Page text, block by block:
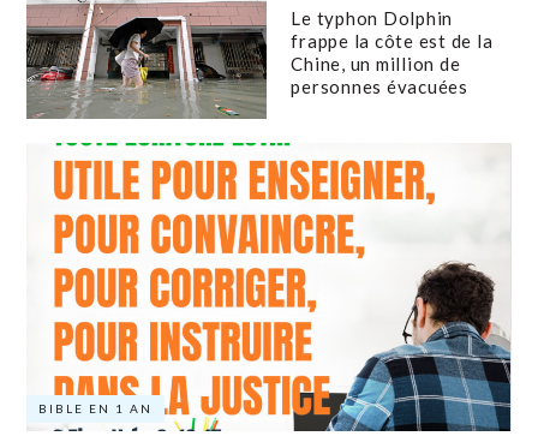
Le typhon Dolphin
frappe la côte est de la
Chine, un million de
personnes évacuées
BIBLE EN 1 AN